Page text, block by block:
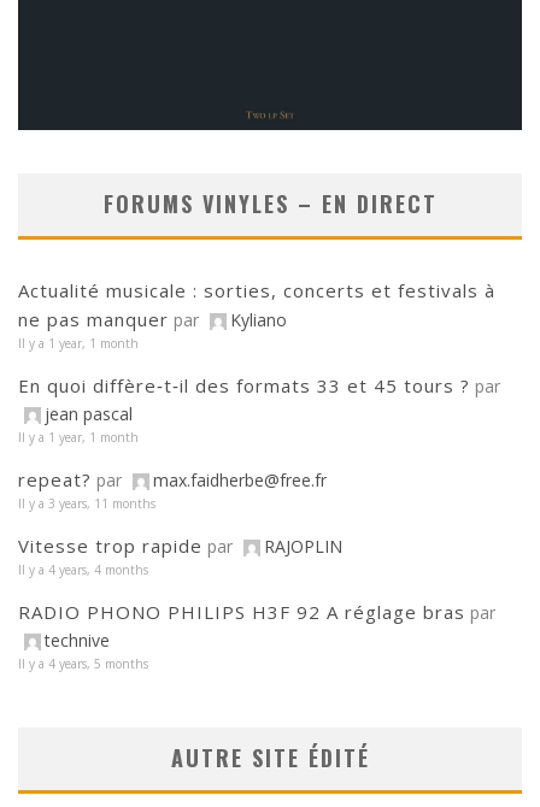
FORUMS VINYLES – EN DIRECT
Actualité musicale : sorties, concerts et festivals à
ne pas manquer par Kyliano
Il y a 1 year, 1 month
En quoi diffère‑t‑il des formats 33 et 45 tours ? par
jean pascal
Il y a 1 year, 1 month
repeat? par max.faidherbe@free.fr
Il y a 3 years, 11 months
Vitesse trop rapide par RAJOPLIN
Il y a 4 years, 4 months
RADIO PHONO PHILIPS H3F 92 A réglage bras par
technive
Il y a 4 years, 5 months
AUTRE SITE ÉDITÉ